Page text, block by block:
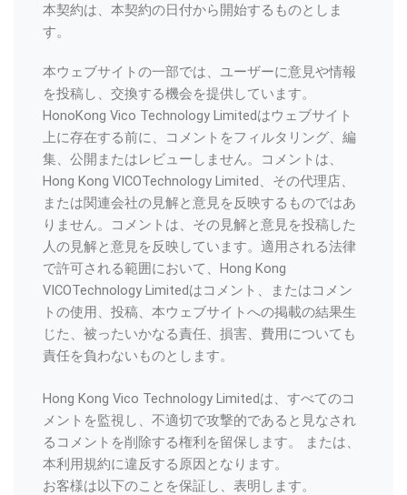
本契約は、本契約の日付から開始するものとしま
す。
本ウェブサイトの一部では、ユーザーに意見や情報
を投稿し、交換する機会を提供しています。
HonoKong Vico Technology Limitedはウェブサイト
上に存在する前に、コメントをフィルタリング、編
集、公開またはレビューしません。コメントは、
Hong Kong VICOTechnology Limited、その代理店、
または関連会社の見解と意見を反映するものではあ
りません。コメントは、その見解と意見を投稿した
人の見解と意見を反映しています。適用される法律
で許可される範囲において、Hong Kong
VICOTechnology Limitedはコメント、またはコメン
トの使用、投稿、本ウェブサイトへの掲載の結果生
じた、被ったいかなる責任、損害、費用についても
責任を負わないものとします。
Hong Kong Vico Technology Limitedは、すべてのコ
メントを監視し、不適切で攻撃的であると見なされ
るコメントを削除する権利を留保します。 または、
本利用規約に違反する原因となります。
お客様は以下のことを保証し、表明します。